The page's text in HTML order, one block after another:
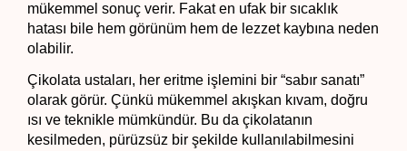
mükemmel sonuç verir. Fakat en ufak bir sıcaklık
hatası bile hem görünüm hem de lezzet kaybına neden
olabilir.
Çikolata ustaları, her eritme işlemini bir “sabır sanatı”
olarak görür. Çünkü mükemmel akışkan kıvam, doğru
ısı ve teknikle mümkündür. Bu da çikolatanın
kesilmeden, pürüzsüz bir şekilde kullanılabilmesini